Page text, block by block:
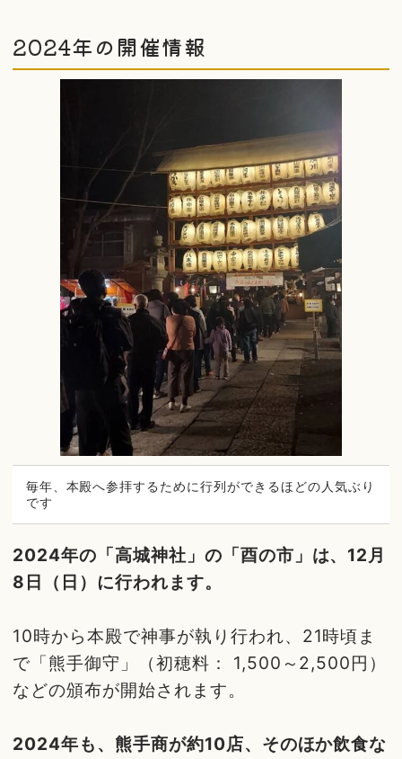
2024年の開催情報
毎年、本殿へ参拝するために行列ができるほどの人気ぶり
です
2024年の「高城神社」の「酉の市」は、12月
8日（日）に行われます。
10時から本殿で神事が執り行われ、21時頃ま
で「熊手御守」（初穂料： 1,500～2,500円）
などの頒布が開始されます。
2024年も、熊手商が約10店、そのほか飲食な